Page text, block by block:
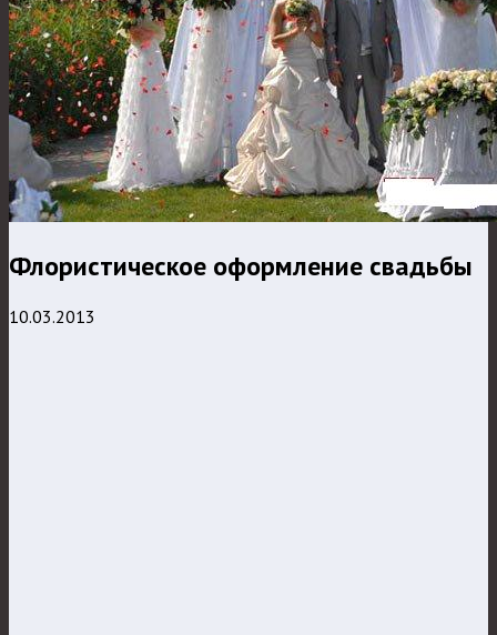
Флористическое оформление свадьбы
10.03.2013